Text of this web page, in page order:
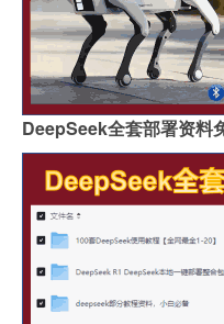
DeepSeek全套部署资料